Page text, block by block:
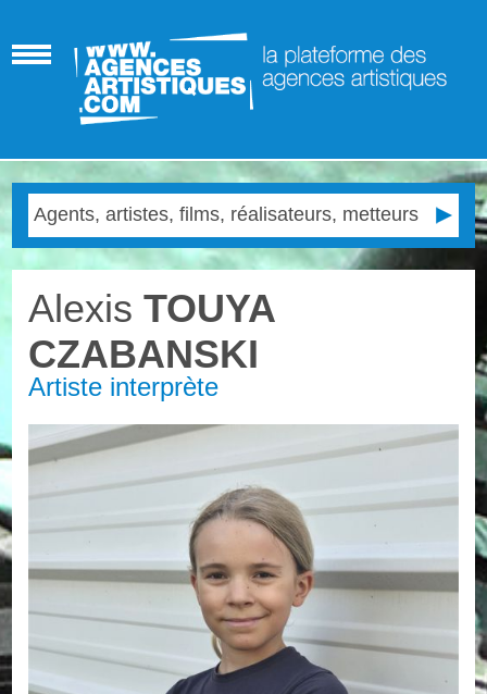
Alexis TOUYA
CZABANSKI
Artiste interprète